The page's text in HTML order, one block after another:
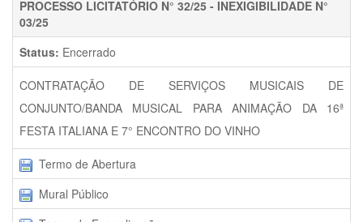
PROCESSO LICITATÓRIO N° 32/25 - INEXIGIBILIDADE N°
03/25
Status: Encerrado
CONTRATAÇÃO DE SERVIÇOS MUSICAIS DE
CONJUNTO/BANDA MUSICAL PARA ANIMAÇÃO DA 16ª
FESTA ITALIANA E 7° ENCONTRO DO VINHO
Termo de Abertura
Mural Público